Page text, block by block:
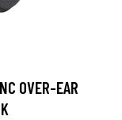
OVER-EAR